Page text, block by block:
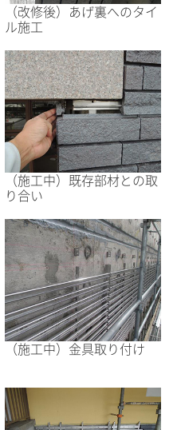
（改修後）あげ裏へのタイ
ル施工
（施工中）既存部材との取
り合い
（施工中）金具取り付け